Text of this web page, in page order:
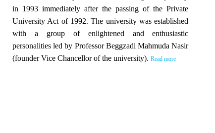
in 1993 immediately after the passing of the Private
University Act of 1992. The university was established
with a group of enlightened and enthusiastic
personalities led by Professor Beggzadi Mahmuda Nasir
(founder Vice Chancellor of the university). Read more